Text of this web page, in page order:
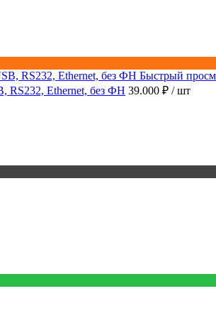
Быстрый
RS232, Ethernet, без ФН 39.000 ₽ / шт